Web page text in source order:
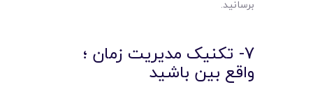
برسانید.
7- تکنیک مدیریت زمان ؛
واقع بین باشید